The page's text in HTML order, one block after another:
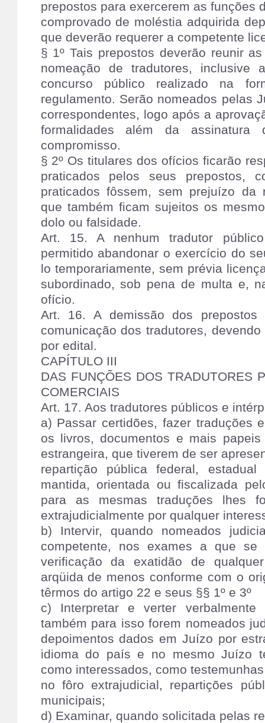
prepostos para exercerem as funções
comprovado de moléstia adquirida
que deverão requerer a competente
§ 1º Tais prepostos deverão reunir
nomeação de tradutores, inclusive
concurso público realizado na
regulamento. Serão nomeados pelas
correspondentes, logo após a
formalidades além da assinatura
compromisso.
§ 2º Os titulares dos ofícios ficarão
praticados pelos seus prepostos,
praticados fôssem, sem prejuízo da
que também ficam sujeitos os
dolo ou falsidade.
Art. 15. A nenhum tradutor
permitido abandonar o exercício do
lo temporariamente, sem prévia
subordinado, sob pena de multa e,
ofício.
Art. 16. A demissão dos prepostos
comunicação dos tradutores,
por edital.
CAPÍTULO III
DAS FUNÇÕES DOS TRADUTORES
COMERCIAIS
Art. 17. Aos tradutores públicos e
a) Passar certidões, fazer traduções
os livros, documentos e mais
estrangeira, que tiverem de ser
repartição pública federal,
mantida, orientada ou fiscalizada
para as mesmas traduções lhes
extrajudicialmente por qualquer
b) Intervir, quando nomeados
competente, nos exames a que
verificação da exatidão de
arqüida de menos conforme com o
têrmos do artigo 22 e seus §§ 1º e 3º
c) Interpretar e verter
também para isso forem nomeados
depoimentos dados em Juízo por
idioma do país e no mesmo Juízo
como interessados, como
no fôro extrajudicial, repartições
municipais;
d) Examinar, quando solicitada pelas